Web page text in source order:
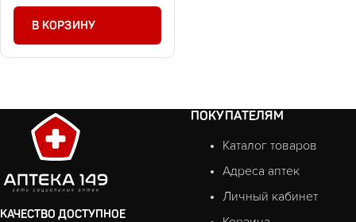
В КОРЗИНУ
КАЧЕСТВО ДОСТУПНОЕ
ПОКУПАТЕЛЯМ
Каталог товаров
Адреса аптек
Личный кабинет